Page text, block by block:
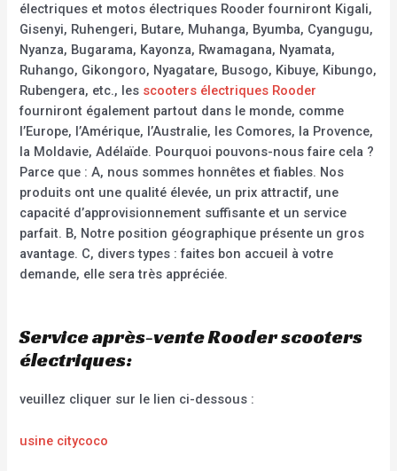
électriques et motos électriques Rooder fourniront Kigali,
Gisenyi, Ruhengeri, Butare, Muhanga, Byumba, Cyangugu,
Nyanza, Bugarama, Kayonza, Rwamagana, Nyamata,
Ruhango, Gikongoro, Nyagatare, Busogo, Kibuye, Kibungo,
Rubengera, etc., les scooters électriques Rooder
fourniront également partout dans le monde, comme
l’Europe, l’Amérique, l’Australie, les Comores, la Provence,
la Moldavie, Adélaïde. Pourquoi pouvons-nous faire cela ?
Parce que : A, nous sommes honnêtes et fiables. Nos
produits ont une qualité élevée, un prix attractif, une
capacité d’approvisionnement suffisante et un service
parfait. B, Notre position géographique présente un gros
avantage. C, divers types : faites bon accueil à votre
demande, elle sera très appréciée.
Service après-vente Rooder scooters
électriques:
veuillez cliquer sur le lien ci-dessous :
usine citycoco